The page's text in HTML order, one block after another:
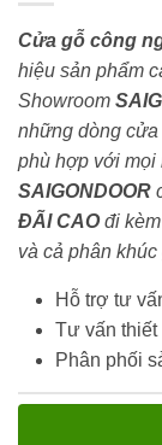
Cửa gỗ công
hiệu sản phẩm
Showroom
những dòng
phù hợp với mọi
SAIGONDOOR
ĐÃI CAOđi
và cả phân khúc
Hỗ trợ tư
Tư vấn thiết
Phân phối